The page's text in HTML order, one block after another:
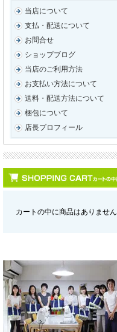
当店について
支払・配送について
お問合せ
ショップブログ
当店のご利用方法
お支払い方法について
送料・配送方法について
梱包について
店長プロフィール
カートの中に商品はありません